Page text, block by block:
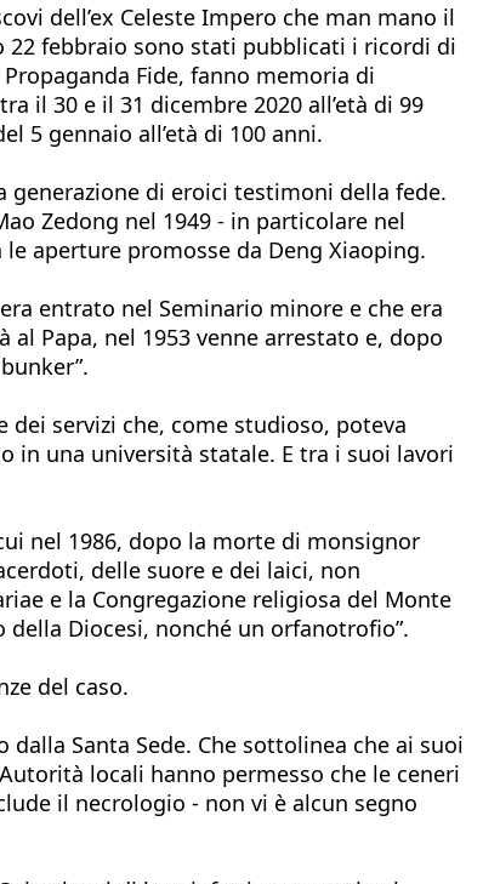
dell’ex Celeste Impero che man mano il
22 febbraio sono stati pubblicati i ricordi di
Fide, fanno memoria di
il 30 e il 31 dicembre 2020 all’età di 99
5 gennaio all’età di 100 anni.
di eroici testimoni della fede.
Zedong nel 1949 - in particolare nel
aperture promosse da Deng Xiaoping.
entrato nel Seminario minore e che era
Papa, nel 1953 venne arrestato e, dopo
dei servizi che, come studioso, poteva
in una università statale. E tra i suoi lavori
nel 1986, dopo la morte di monsignor
delle suore e dei laici, non
e la Congregazione religiosa del Monte
Diocesi, nonché un orfanotrofio”.
del caso.
Santa Sede. Che sottolinea che ai suoi
locali hanno permesso che le ceneri
il necrologio - non vi è alcun segno